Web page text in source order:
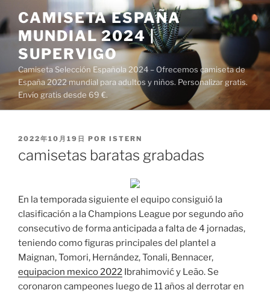
al
contenido
CAMISETA ESPAÑA
MUNDIAL 2024 |
SUPERVIGO
Camiseta Selección Española 2024 – Ofrecemos camiseta de
España 2022 mundial para adultos y niños. Personalizar gratis.
Envío gratis desde 69 €.
PUBLICADO
2022年10月19日 POR ISTERN
camisetas baratas grabadas
En la temporada siguiente el equipo consiguió la
clasificación a la Champions League por segundo año
consecutivo de forma anticipada a falta de 4 jornadas,
teniendo como figuras principales del plantel a
Maignan, Tomori, Hernández, Tonali, Bennacer,
equipacion mexico 2022 Ibrahimović y Leão. Se
coronaron campeones luego de 11 años al derrotar en